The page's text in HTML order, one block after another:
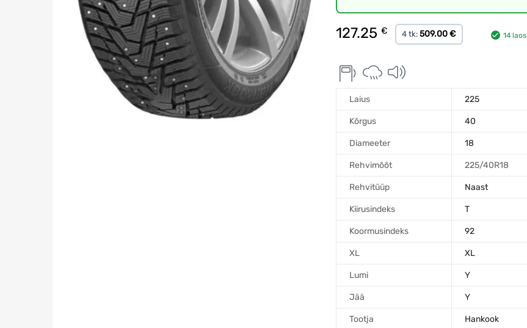
127.25 € 4 tk:509.00 € 14 laos
Laius 225
Kõrgus 40
Diameeter 18
Rehvimõõt 225/40R18
Rehvitüüp Naast
Kiirusindeks T
Koormusindeks 92
XL XL
Lumi Y
Jää Y
Tootja Hankook